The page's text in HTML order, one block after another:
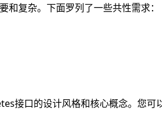
复杂。下面罗列了一些共性需求：
接口的设计风格和核心概念。您可